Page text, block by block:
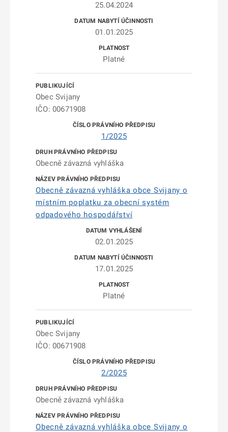
25.04.2024
01.01.2025
Platné
Obec Svijany
IČO: 00671908
1/2025
Obecně závazná vyhláška
Obecně závazná vyhláška obce Svijany o
místním poplatku za obecní systém
odpadového hospodářství
02.01.2025
17.01.2025
Platné
Obec Svijany
IČO: 00671908
2/2025
Obecně závazná vyhláška
Obecně závazná vyhláška obce Svijany o